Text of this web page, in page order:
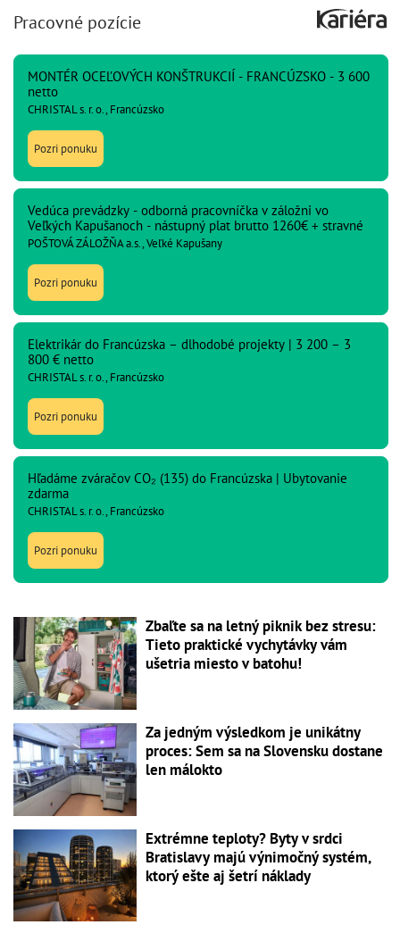
Pracovné pozície
MONTÉR OCEĽOVÝCH KONŠTRUKCIÍ - FRANCÚZSKO - 3 600
netto
CHRISTAL s. r. o., Francúzsko
Pozri ponuku
Vedúca prevádzky - odborná pracovníčka v záložni vo
Veľkých Kapušanoch - nástupný plat brutto 1260€ + stravné
POŠTOVÁ ZÁLOŽŇA a.s., Veľké Kapušany
Pozri ponuku
Elektrikár do Francúzska – dlhodobé projekty | 3 200 – 3
800 € netto
CHRISTAL s. r. o., Francúzsko
Pozri ponuku
Hľadáme zváračov CO₂ (135) do Francúzska | Ubytovanie
zdarma
CHRISTAL s. r. o., Francúzsko
Pozri ponuku
Zbaľte sa na letný piknik bez stresu:
Tieto praktické vychytávky vám
ušetria miesto v batohu!
Za jedným výsledkom je unikátny
proces: Sem sa na Slovensku dostane
len málokto
Extrémne teploty? Byty v srdci
Bratislavy majú výnimočný systém,
ktorý ešte aj šetrí náklady